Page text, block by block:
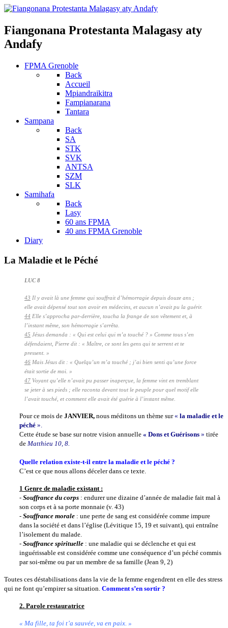
Fiangonana Protestanta Malagasy aty
Andafy
FPMA Grenoble
Back
Accueil
Mpiandraikitra
Fampianarana
Tantara
Sampana
Back
SA
STK
SVK
ANTSA
SZM
SLK
Samihafa
Back
Lasy
60 ans FPMA
40 ans FPMA Grenoble
Diary
La Maladie et le Péché
LUC 8
43 Il y avait là une femme qui souffrait d’hémorragie depuis douze ans ;
elle avait dépensé tout son avoir en médecins, et aucun n’avait pu la guérir.
44 Elle s’approcha par-derrière, toucha la frange de son vêtement et, à
l’instant même, son hémorragie s’arrêta.
45 Jésus demanda : « Qui est celui qui m’a touché ? » Comme tous s’en
défendaient, Pierre dit : « Maître, ce sont les gens qui te serrent et te
pressent. »
46 Mais Jésus dit : « Quelqu’un m’a touché ; j’ai bien senti qu’une force
était sortie de moi. »
47 Voyant qu’elle n’avait pu passer inaperçue, la femme vint en tremblant
se jeter à ses pieds ; elle raconta devant tout le peuple pour quel motif elle
l’avait touché, et comment elle avait été guérie à l’instant même.
Pour ce mois de JANVIER, nous méditons un thème sur« la maladie et le
péché ».
Cette étude se base sur notre vision annuelle « Dons et Guérisons » tirée
de Matthieu 10, 8.
Quelle relation existe-t-il entre la maladie et le péché ?
C’est ce que nous allons déceler dans ce texte.
1 Genre de maladie existant :
- Souffrance du corps : endurer une dizaine d’année de maladie fait mal à
son corps et à sa porte monnaie (v. 43)
- Souffrance morale : une perte de sang est considérée comme impure
dans la société et dans l’église (Lévitique 15, 19 et suivant), qui entraîne
l’isolement du malade.
- Souffrance spirituelle : une maladie qui se déclenche et qui est
inguérissable est considérée comme une conséquence d’un péché commis
par soi-même ou par un membre de sa famille (Jean 9, 2)
Toutes ces déstabilisations dans la vie de la femme engendrent en elle des stress
qui ne font qu’empirer sa situation. Comment s’en sortir ?
2. Parole restauratrice
« Ma fille, ta foi t’a sauvée, va en paix. »